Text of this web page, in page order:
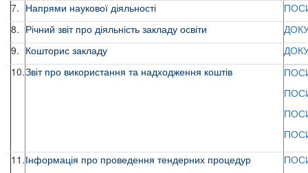
7. Напрями наукової діяльності
8. Річний звіт про діяльність закладу освіти
9. Кошторис закладу
10.Звіт про використання та надходження коштів
11.Інформація про проведення тендерних процедур